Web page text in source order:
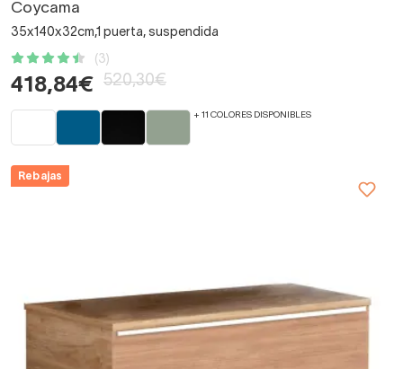
Coycama
35x140x32cm,1 puerta, suspendida
(3)
418,84€ 520,30€
+ 11 COLORES DISPONIBLES
Rebajas